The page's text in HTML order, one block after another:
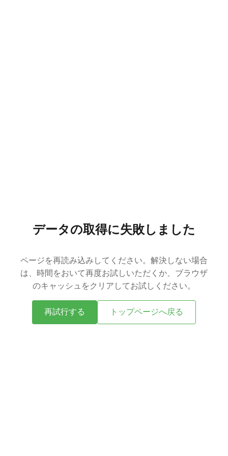
データの取得に失敗しました
ページを再読み込みしてください。解決しない場合
は、時間をおいて再度お試しいただくか、ブラウザ
のキャッシュをクリアしてお試しください。
再試行する トップページへ戻る